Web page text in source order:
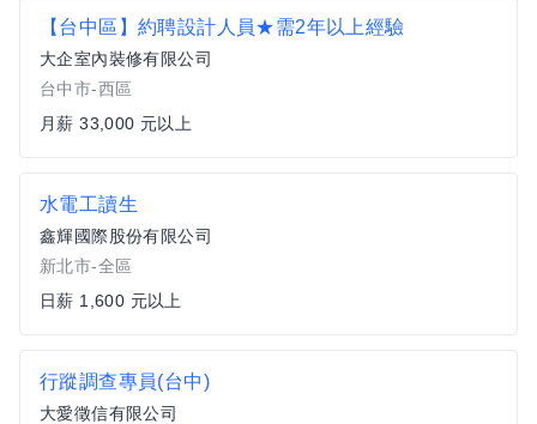
【台中區】約聘設計人員★需2年以上經驗
大企室內裝修有限公司
台中市-西區
月薪 33,000 元以上
水電工讀生
鑫輝國際股份有限公司
新北市-全區
日薪 1,600 元以上
行蹤調查專員(台中)
大愛徵信有限公司